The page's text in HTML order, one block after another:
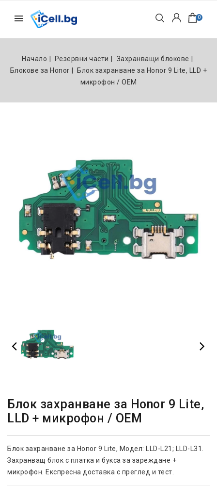
0
Начало Резервни части
Захранващи блокове
Блокове за Honor
Блок захранване за Honor 9 Lite, LLD +
микрофон / OEM
Блок захранване за Honor 9 Lite,
LLD + микрофон / OEM
Блок захранване за Honor 9 Lite, Модел: LLD-L21; LLD-L31.
Захранващ блок с платка и букса за зареждане +
микрофон. Експресна доставка с преглед и тест.